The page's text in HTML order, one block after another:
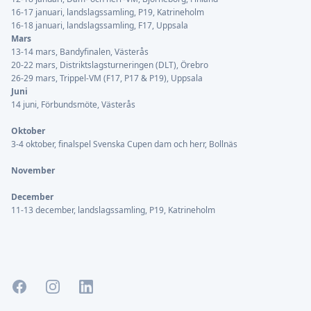
16-17 januari, landslagssamling, P19, Katrineholm
16-18 januari, landslagssamling, F17, Uppsala
Mars
13-14 mars, Bandyfinalen, Västerås
20-22 mars, Distriktslagsturneringen (DLT), Örebro
26-29 mars, Trippel-VM (F17, P17 & P19), Uppsala
Juni
14 juni, Förbundsmöte, Västerås
Oktober
3-4 oktober, finalspel Svenska Cupen dam och herr, Bollnäs
November
December
11-13 december, landslagssamling, P19, Katrineholm
FacebookInstagramLinkedIn